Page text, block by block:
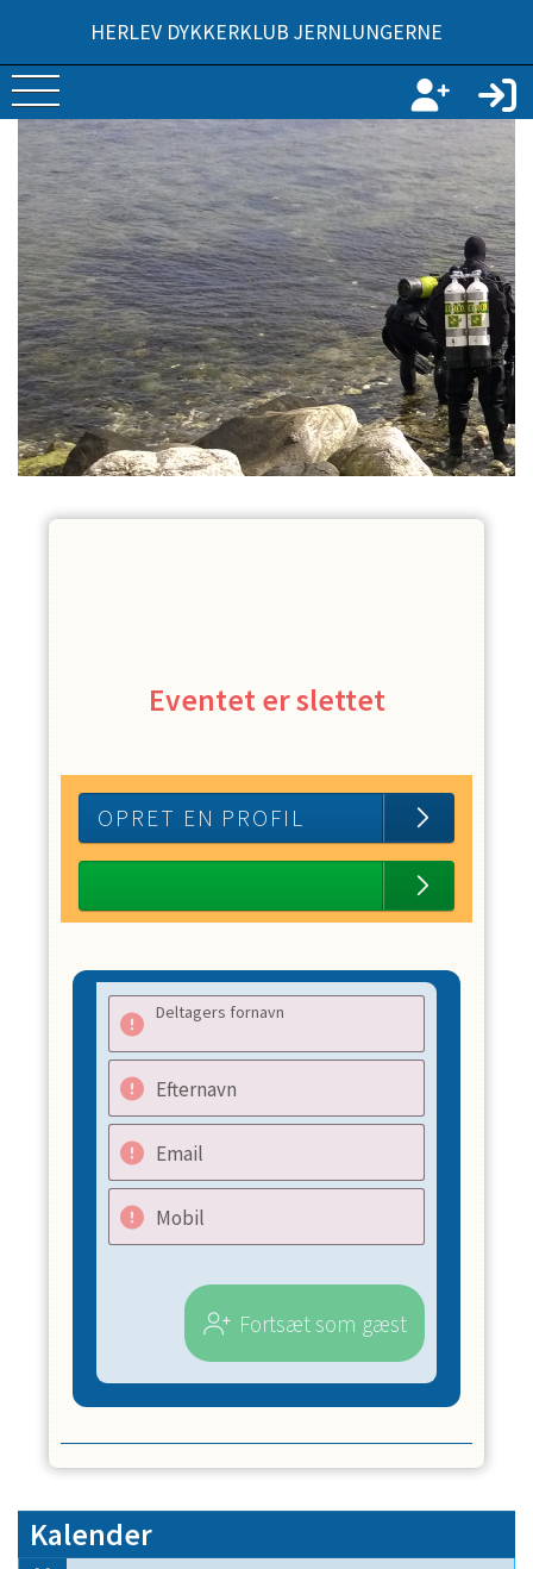
HERLEV DYKKERKLUB JERNLUNGERNE
Eventet er slettet
OPRET EN PROFIL
Deltagers fornavn
Efternavn
Email
Mobil
Fortsæt som gæst
Kalender